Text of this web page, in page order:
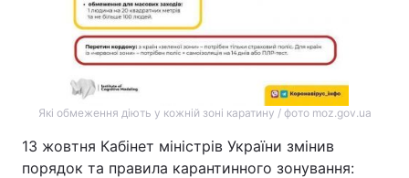
Які обмеження діють у кожній зоні каратину / фото moz.gov.ua
13 жовтня Кабінет міністрів України змінив
порядок та правила карантинного зонування: